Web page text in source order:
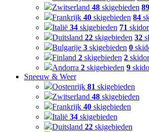
Zwitserland 48 skigebieden 89
Frankrijk 40 skigebieden 84
Italië 34 skigebieden 71
Duitsland 22 skigebieden 32
Bulgarije 3 skigebieden 0
Finland 2 skigebieden 2
Andorra 2 skigebieden 9
Sneeuw & Weer
Oostenrijk 81 skigebieden
Zwitserland 48 skigebieden
Frankrijk 40 skigebieden
Italië 34 skigebieden
Duitsland 22 skigebieden